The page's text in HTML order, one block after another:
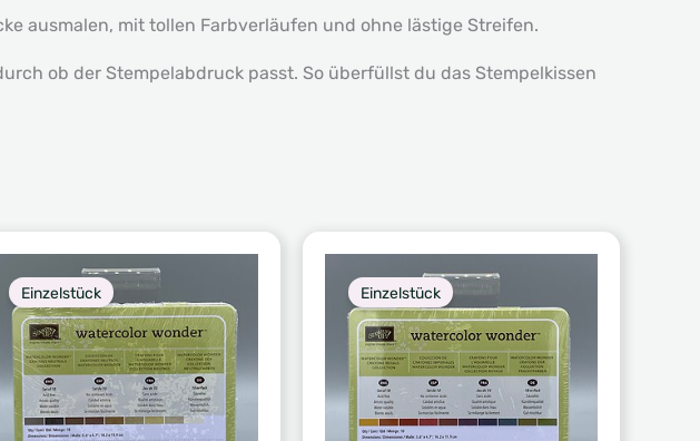
ausmalen, mit tollen Farbverläufen und ohne lästige Streifen.
ob der Stempelabdruck passt. So überfüllst du das Stempelkissen
Einzelstück Einzelstück